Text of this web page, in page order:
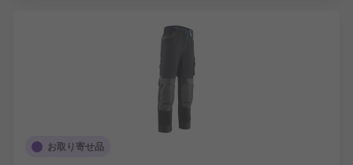
お取り寄せ品